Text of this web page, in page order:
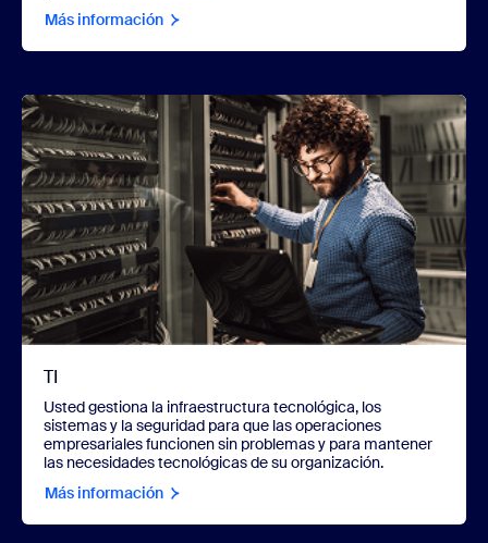
Más información
TI
Usted gestiona la infraestructura tecnológica, los
sistemas y la seguridad para que las operaciones
empresariales funcionen sin problemas y para mantener
las necesidades tecnológicas de su organización.
Más información